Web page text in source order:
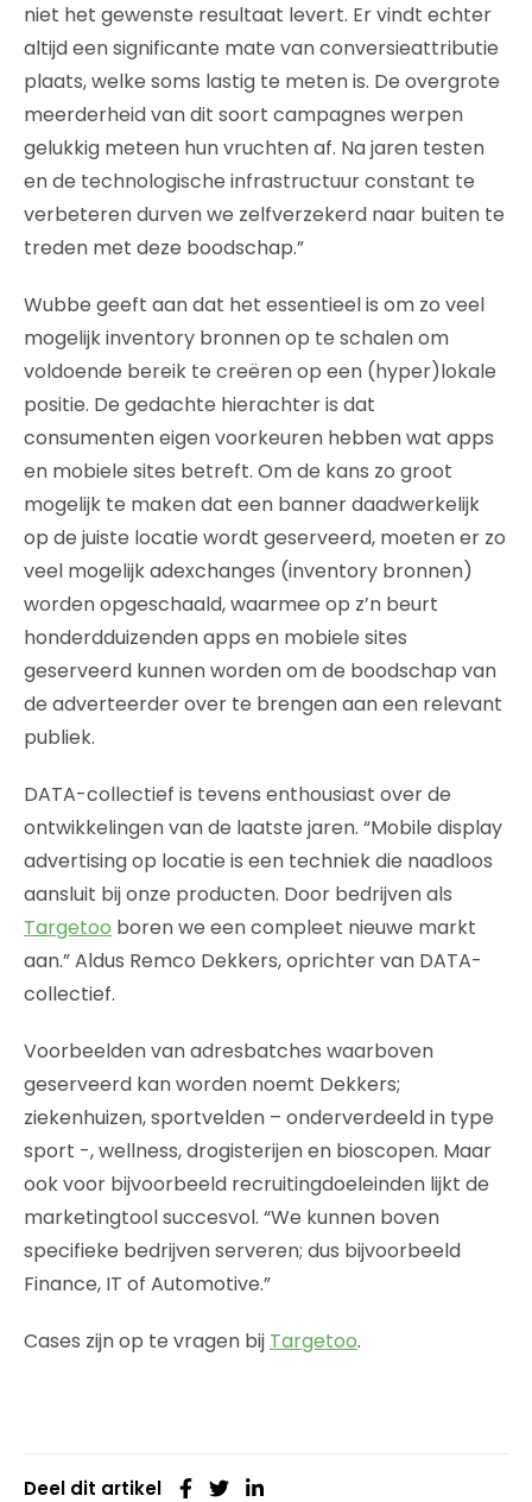
niet het gewenste resultaat levert. Er vindt echter
altijd een significante mate van conversieattributie
plaats, welke soms lastig te meten is. De overgrote
meerderheid van dit soort campagnes werpen
gelukkig meteen hun vruchten af. Na jaren testen
en de technologische infrastructuur constant te
verbeteren durven we zelfverzekerd naar buiten te
treden met deze boodschap.”
Wubbe geeft aan dat het essentieel is om zo veel
mogelijk inventory bronnen op te schalen om
voldoende bereik te creëren op een (hyper)lokale
positie. De gedachte hierachter is dat
consumenten eigen voorkeuren hebben wat apps
en mobiele sites betreft. Om de kans zo groot
mogelijk te maken dat een banner daadwerkelijk
op de juiste locatie wordt geserveerd, moeten er zo
veel mogelijk adexchanges (inventory bronnen)
worden opgeschaald, waarmee op z’n beurt
honderdduizenden apps en mobiele sites
geserveerd kunnen worden om de boodschap van
de adverteerder over te brengen aan een relevant
publiek.
DATA-collectief is tevens enthousiast over de
ontwikkelingen van de laatste jaren. “Mobile display
advertising op locatie is een techniek die naadloos
aansluit bij onze producten. Door bedrijven als
Targetoo boren we een compleet nieuwe markt
aan.” Aldus Remco Dekkers, oprichter van DATA-
collectief.
Voorbeelden van adresbatches waarboven
geserveerd kan worden noemt Dekkers;
ziekenhuizen, sportvelden – onderverdeeld in type
sport -, wellness, drogisterijen en bioscopen. Maar
ook voor bijvoorbeeld recruitingdoeleinden lijkt de
marketingtool succesvol. “We kunnen boven
specifieke bedrijven serveren; dus bijvoorbeeld
Finance, IT of Automotive.”
Cases zijn op te vragen bij Targetoo.
Deel dit artikel